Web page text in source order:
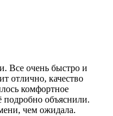
Все очень быстро и
отлично, качество
комфортное
подробно объяснили.
чем ожидала.